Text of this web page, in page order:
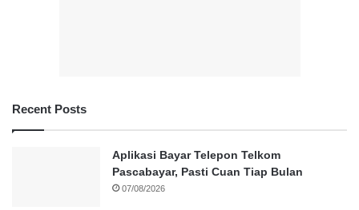
Recent Posts
Aplikasi Bayar Telepon Telkom
Pascabayar, Pasti Cuan Tiap Bulan
07/08/2026